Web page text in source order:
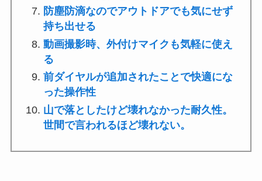
防塵防滴なのでアウトドアでも気にせず
持ち出せる
動画撮影時、外付けマイクも気軽に使え
る
前ダイヤルが追加されたことで快適にな
った操作性
山で落としたけど壊れなかった耐久性。
世間で言われるほど壊れない。